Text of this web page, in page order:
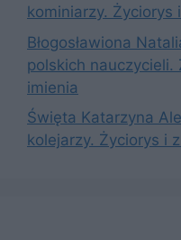
kominiarzy. Życiorys
Błogosławiona
polskich nauczycieli.
imienia
Święta Katarzyna
kolejarzy. Życiorys i